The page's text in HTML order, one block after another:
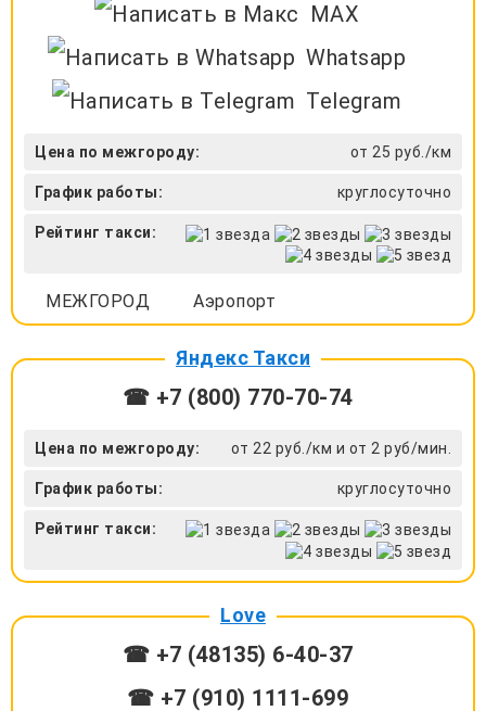
MAX
Whatsapp
Telegram
Цена по межгороду: от 25 руб./км
График работы: круглосуточно
Рейтинг такси:
МЕЖГОРОД Аэропорт
Яндекс Такси
☎ +7 (800) 770-70-74
Цена по межгороду: от 22 руб./км и от 2 руб/мин.
График работы: круглосуточно
Рейтинг такси:
Love
☎ +7 (48135) 6-40-37
☎ +7 (910) 1111-699